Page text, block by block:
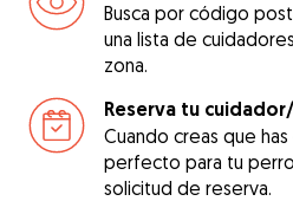
Busca por código
una lista de
zona.
Reserva tu
Cuando creas que
perfecto para tu
solicitud de reserva.